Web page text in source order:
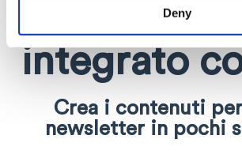
Deny
Infomail
integrato
Crea i contenuti
newsletter in pochi